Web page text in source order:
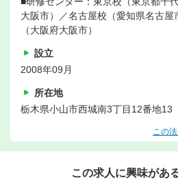
大阪市）／名古屋校（愛知県名古屋
（大阪府大阪市）
設立
2008年09月
所在地
栃木県小山市西城南3丁目12番地13
この
この求人に興味があ